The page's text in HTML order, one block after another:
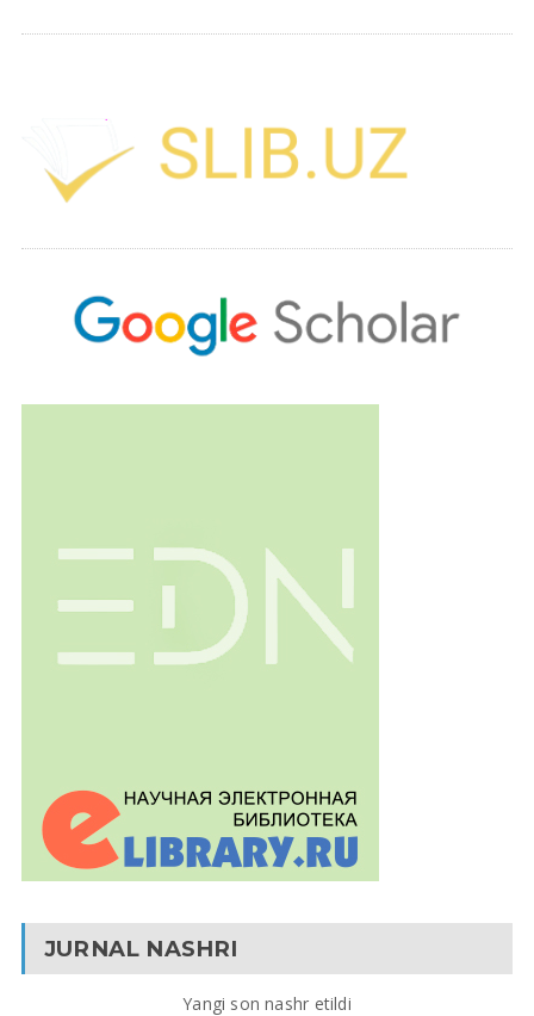
JURNAL NASHRI
Yangi son nashr etildi